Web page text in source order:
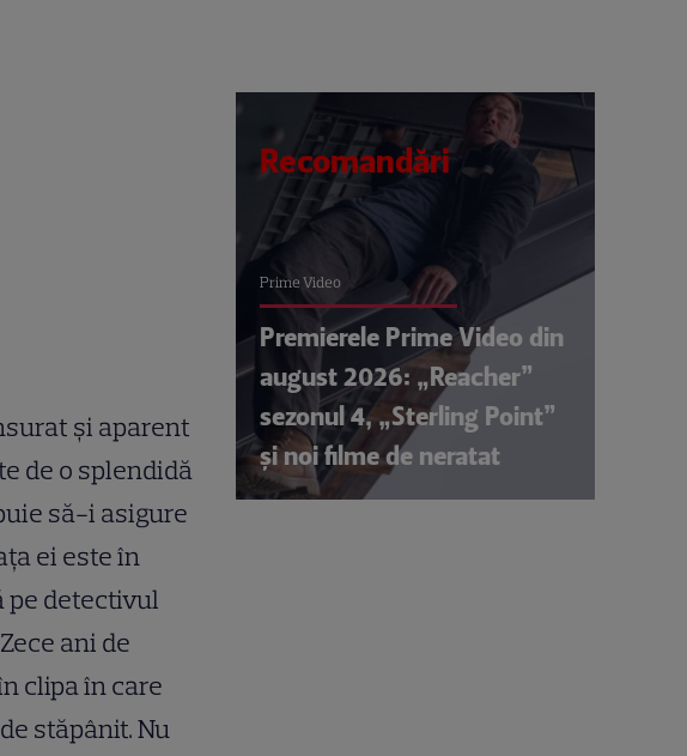
şi aparent
de o splendidă
să-i asigure
ei este în
pe detectivul
ani de
clipa în care
stăpânit. Nu
Recomandări
Prime Video
Premierele Prime Video din
august 2026: „Reacher”
sezonul 4, „Sterling Point”
și noi filme de neratat